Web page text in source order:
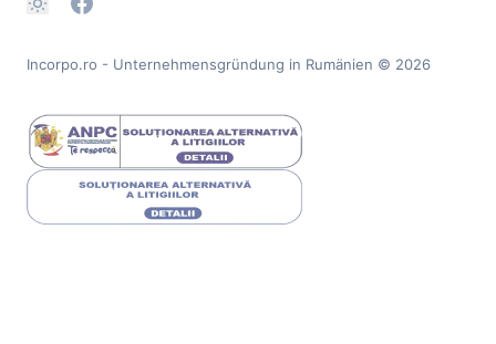
Incorpo.ro - Unternehmensgründung in Rumänien © 2026